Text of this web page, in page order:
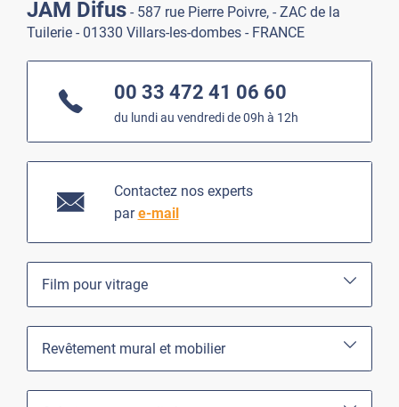
JAM Difus - 587 rue Pierre Poivre, - ZAC de la
Tuilerie - 01330 Villars-les-dombes - FRANCE
00 33 472 41 06 60
du lundi au vendredi de 09h à 12h
Contactez nos experts
pare-mail
Film pour vitrage
Revêtement mural et mobilier